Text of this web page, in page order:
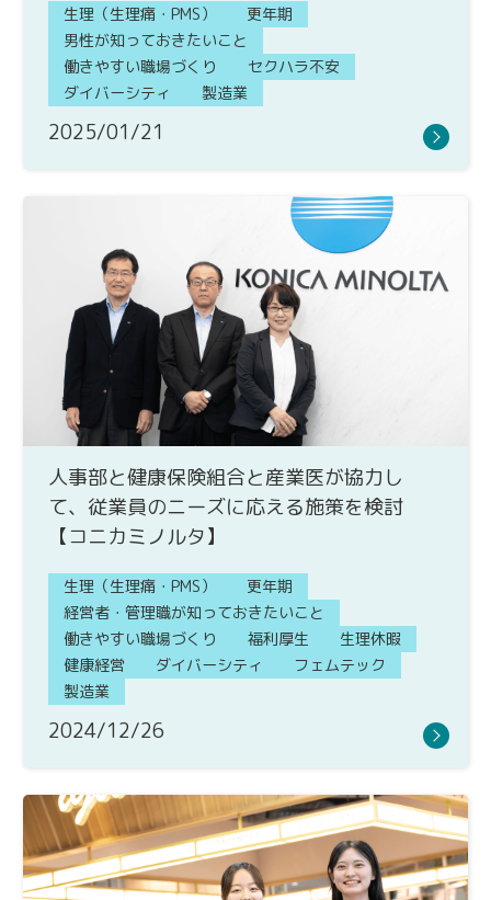
生理（生理痛・PMS）
更年期
男性が知っておきたいこと
働きやすい職場づくり
セクハラ不安
ダイバーシティ
製造業
2025/01/21
人事部と健康保険組合と産業医が協力し
て、従業員のニーズに応える施策を検討
【コニカミノルタ】
生理（生理痛・PMS）
更年期
経営者・管理職が知っておきたいこと
働きやすい職場づくり
福利厚生
生理休暇
健康経営
ダイバーシティ
フェムテック
製造業
2024/12/26